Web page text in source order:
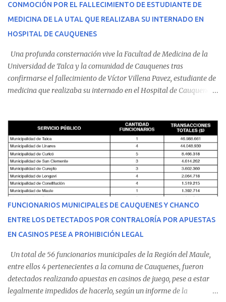
CONMOCIÓN POR EL FALLECIMIENTO DE ESTUDIANTE DE
MEDICINA DE LA UTAL QUE REALIZABA SU INTERNADO EN
HOSPITAL DE CAUQUENES
Una profunda consternación vive la Facultad de Medicina de la
Universidad de Talca y la comunidad de Cauquenes tras
confirmarse el fallecimiento de Víctor Villena Pavez, estudiante de
medicina que realizaba su internado en el Hospital de Cauquenes.
malestares físicos. Dada la complejidad de su estado de salud, el
equipo médico determinó su traslado de urgencia al Hospital
Regional de Talca y dado la urgencia la ambulancia partió hacia
Talca con escolta de Carabineros. En medio del traslado, el
estudiante de medicina de 25 años, se agravó y pese a los esfuerzos
del personal de emergencia terminó falleciendo, sin alcanzar a
recibir atención especializada en el centro de destino. Apenas se
conoció la gravedad de su condición, sus padres —residentes en
Villarrica— se trasladaron a Cauquenes con la esperanza de una
evolución favorable. No obstante, alrededo...
FUNCIONARIOS MUNICIPALES DE CAUQUENES Y CHANCO
ENTRE LOS DETECTADOS POR CONTRALORÍA POR APUESTAS
EN CASINOS PESE A PROHIBICIÓN LEGAL
Un total de 56 funcionarios municipales de la Región del Maule,
entre ellos 4 pertenecientes a la comuna de Cauquenes, fueron
detectados realizando apuestas en casinos de juego, pese a estar
legalmente impedidos de hacerlo, según un informe de la